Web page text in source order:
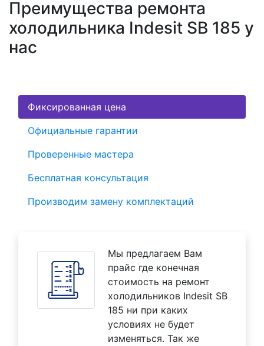
Преимущества ремонта
холодильника Indesit SB 185 у
нас
Фиксированная цена
Официальные гарантии
Проверенные мастера
Бесплатная консультация
Производим замену комплектаций
Мы предлагаем Вам
прайс где конечная
стоимость на ремонт
холодильников Indesit SB
185 ни при каких
условиях не будет
изменяться. Так же